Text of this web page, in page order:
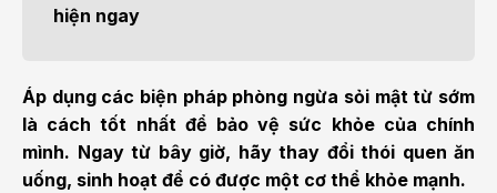
hiện ngay
Áp dụng các biện pháp phòng ngừa sỏi mật từ sớm
là cách tốt nhất để bảo vệ sức khỏe của chính
mình. Ngay từ bây giờ, hãy thay đổi thói quen ăn
uống, sinh hoạt để có được một cơ thể khỏe mạnh.